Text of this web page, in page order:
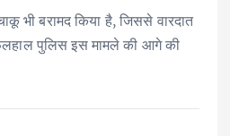
भी बरामद किया है, जिससे वारदात
पुलिस इस मामले की आगे की